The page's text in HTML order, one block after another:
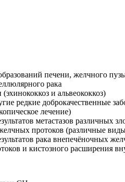
печени, желчного
рака
и альвеококкоз)
редкие доброкачественные
лечение)
метастазов различных
протоков (различные
рака внепечёночных
и кистозного расширения